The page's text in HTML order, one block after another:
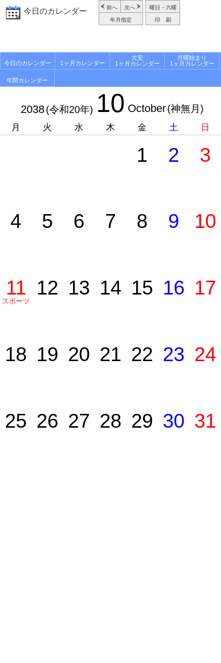
今日のカレンダー 前へ 次へ
年月指定
曜日・六曜
印 刷
今日のカレンダー 1ヶ月カレンダー
大安
1ヶ月カレンダー
月曜始まり
1ヶ月カレンダー
年間カレンダー
2038(令和20年) 10 October(神無月)
月 火 水 木 金 土 日
1 2 3
4 5 6 7 8 9 10
11
スポーツ
12 13 14 15 16 17
18 19 20 21 22 23 24
25 26 27 28 29 30 31